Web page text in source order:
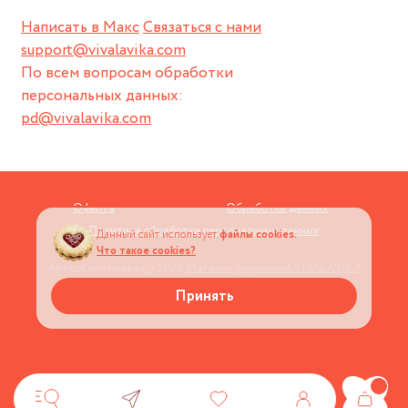
Написать в МаксСвязаться с нами
support@vivalavika.com
По всем вопросам обработки
персональных данных:
pd@vivalavika.com
Оферта
Обработка данных
Политика обработки персональных данных
Данный сайт используетфайлы cookies.
Что такое cookies?
Принять